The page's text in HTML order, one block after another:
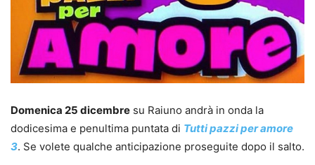
Domenica 25 dicembre su Raiuno andrà in onda la
dodicesima e penultima puntata di Tutti pazzi per amore
3. Se volete qualche anticipazione proseguite dopo il salto.